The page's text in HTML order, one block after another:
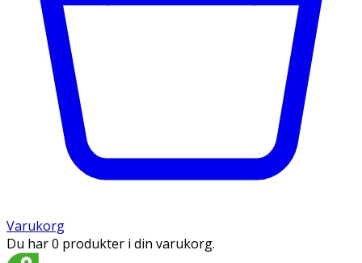
Varukorg
Du har 0 produkter i din varukorg.